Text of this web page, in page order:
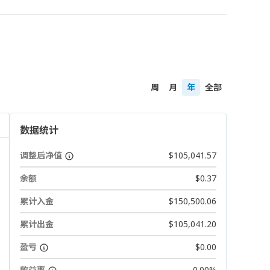
周 月 年 全部
数据统计
调整后净值
$105,041.57
余额
$0.37
累计入金
$150,500.06
累计出金
$105,041.20
盈亏
$0.00